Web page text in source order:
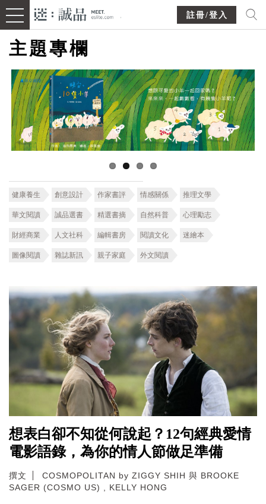
註冊/登入
主題專欄
健康養生 創意設計 作家書評 情感關係 推理文學
華文閱讀 誠品選書 精選書摘 自然科普 心理勵志
財經商業 人文社科 編輯書房 閱讀文化 迷繪本
圖像閱讀 雜誌新訊 親子家庭 外文閱讀
想表白卻不知從何說起？12句經典愛情
電影語錄，為你的情人節做足準備
撰文
COSMOPOLITAN by ZIGGY SHIH 與 BROOKE
SAGER (COSMO US) , KELLY HONG